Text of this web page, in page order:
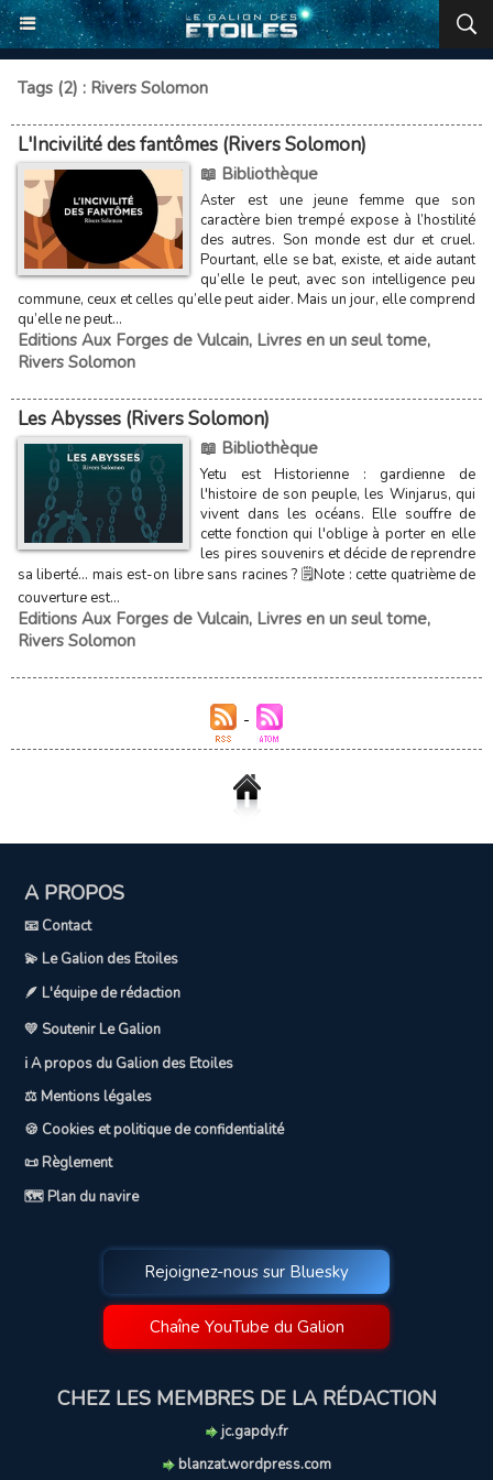
Tags (2) : Rivers Solomon
L'Incivilité des fantômes (Rivers Solomon)
📖 Bibliothèque
Aster est une jeune femme que son
caractère bien trempé expose à l’hostilité
des autres. Son monde est dur et cruel.
Pourtant, elle se bat, existe, et aide autant
qu’elle le peut, avec son intelligence peu
commune, ceux et celles qu’elle peut aider. Mais un jour, elle comprend
qu’elle ne peut...
Editions Aux Forges de Vulcain, Livres en un seul tome,
Rivers Solomon
Les Abysses (Rivers Solomon)
📖 Bibliothèque
Yetu est Historienne : gardienne de
l'histoire de son peuple, les Winjarus, qui
vivent dans les océans. Elle souffre de
cette fonction qui l'oblige à porter en elle
les pires souvenirs et décide de reprendre
sa liberté... mais est-on libre sans racines ? 🗒️Note : cette quatrième de
couverture est...
Editions Aux Forges de Vulcain, Livres en un seul tome,
Rivers Solomon
A PROPOS
📧 Contact
💫 Le Galion des Etoiles
🪶 L'équipe de rédaction
💛 Soutenir Le Galion
ℹ️ A propos du Galion des Etoiles
⚖️ Mentions légales
🍪 Cookies et politique de confidentialité
📜 Règlement
🗺️ Plan du navire
Rejoignez-nous sur Bluesky
Chaîne YouTube du Galion
CHEZ LES MEMBRES DE LA RÉDACTION
jc.gapdy.fr
blanzat.wordpress.com